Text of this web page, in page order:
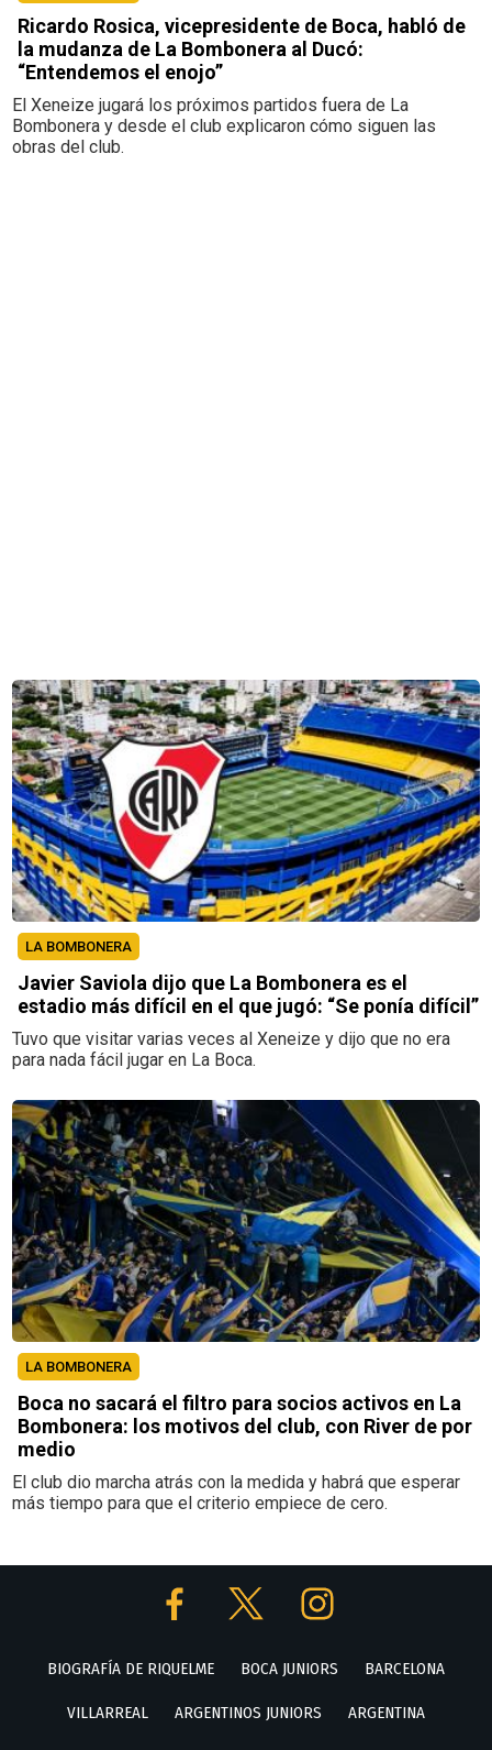
Ricardo Rosica, vicepresidente de Boca, habló de
la mudanza de La Bombonera al Ducó:
“Entendemos el enojo”
El Xeneize jugará los próximos partidos fuera de La
Bombonera y desde el club explicaron cómo siguen las
obras del club.
LA BOMBONERA
Javier Saviola dijo que La Bombonera es el
estadio más difícil en el que jugó: “Se ponía difícil”
Tuvo que visitar varias veces al Xeneize y dijo que no era
para nada fácil jugar en La Boca.
LA BOMBONERA
Boca no sacará el filtro para socios activos en La
Bombonera: los motivos del club, con River de por
medio
El club dio marcha atrás con la medida y habrá que esperar
más tiempo para que el criterio empiece de cero.
BIOGRAFÍA DE RIQUELME BOCA JUNIORS BARCELONA
VILLARREAL ARGENTINOS JUNIORS ARGENTINA